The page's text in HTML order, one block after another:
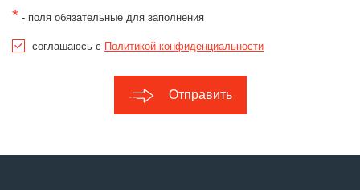
* - поля обязательные для заполнения
соглашаюсь с Политикой конфиденциальности
Отправить